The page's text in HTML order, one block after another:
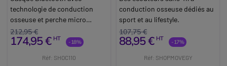
technologie de conduction
osseuse et perche micro
antibruit.
212,95 €
174,95 € HT -18%
Réf: SHOC110
conduction osseuse dédiés au
sport et au lifestyle.
107,75 €
88,95 € HT -17%
Réf: SHOPMOVEGY